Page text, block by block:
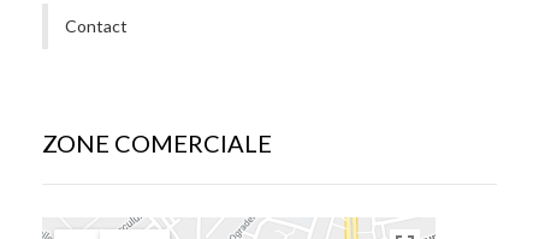
Contact
ZONE COMERCIALE